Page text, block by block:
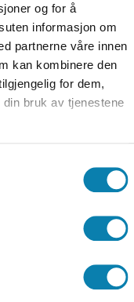
og for å
informasjon om
partnerne våre innen
kan kombinere den
for dem,
bruk av tjenestene
og
4 A. Helsehjelp
som
oppleves som
saksbehandling